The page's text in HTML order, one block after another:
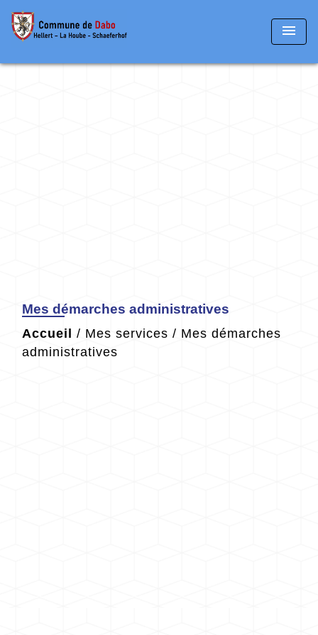
menu
Mes démarches administratives
Accueil / Mes services / Mes démarches
administratives